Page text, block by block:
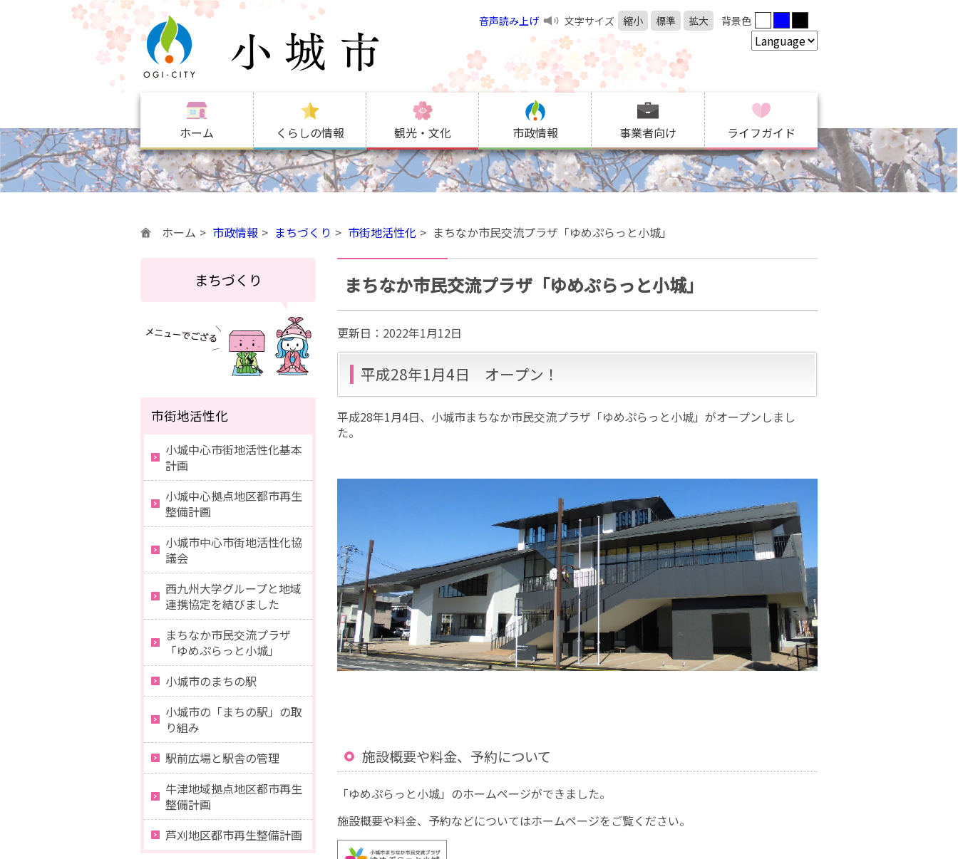
音声読み上げ 文字サイズ 縮小 標準 拡大 背景色
ホーム くらしの情報 観光・文化 市政情報 事業者向け ライフガイド
ホーム 市政情報 まちづくり 市街地活性化 まちなか市民交流プラザ「ゆめぷらっと小城」
まちなか市民交流プラザ「ゆめぷらっと小城」
更新日： 2022年1月12日
平成28年1月4日 オープン！
平成28年1月4日、小城市まちなか市民交流プラザ「ゆめぷらっと小城」がオープンしまし
た。
施設概要や料金、予約について
「ゆめぷらっと小城」のホームページができました。
施設概要や料金、予約などについてはホームページをご覧ください。
まちづくり
市街地活性化
小城中心市街地活性化基本
計画
小城中心拠点地区都市再生
整備計画
小城市中心市街地活性化協
議会
西九州大学グループと地域
連携協定を結びました
まちなか市民交流プラザ
「ゆめぷらっと小城」
小城市のまちの駅
小城市の「まちの駅」の取
り組み
駅前広場と駅舎の管理
牛津地域拠点地区都市再生
整備計画
芦刈地区都市再生整備計画